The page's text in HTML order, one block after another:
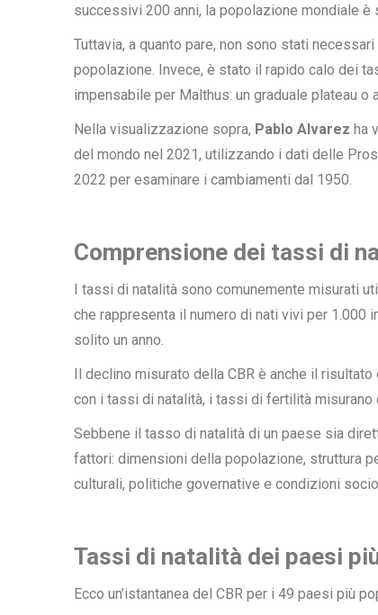
successivi 200 anni, la popolazione mondiale
Tuttavia, a quanto pare, non sono stati
popolazione. Invece, è stato il rapido calo dei
impensabile per Malthus: un graduale plateau o
Nella visualizzazione sopra, Pablo Alvarez ha
del mondo nel 2021, utilizzando i dati delle
2022 per esaminare i cambiamenti dal 1950.
Comprensione dei tassi di
I tassi di natalità sono comunemente misurati
che rappresenta il numero di nati vivi per 1.000
solito un anno.
Il declino misurato della CBR è anche il risultato
con i tassi di natalità, i tassi di fertilità misurano
Sebbene il tasso di natalità di un paese sia
fattori: dimensioni della popolazione, struttura
culturali, politiche governative e condizioni
Tassi di natalità dei paesi
Ecco un’istantanea del CBR per i 49 paesi più